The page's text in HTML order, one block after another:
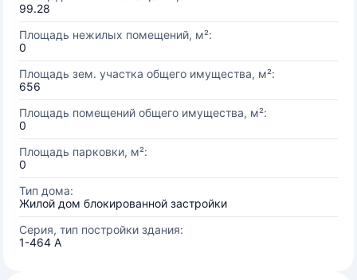
99.28
Площадь нежилых помещений, м²:
0
Площадь зем. участка общего имущества, м²:
656
Площадь помещений общего имущества, м²:
0
Площадь парковки, м²:
0
Тип дома:
Жилой дом блокированной застройки
Серия, тип постройки здания:
1-464 А